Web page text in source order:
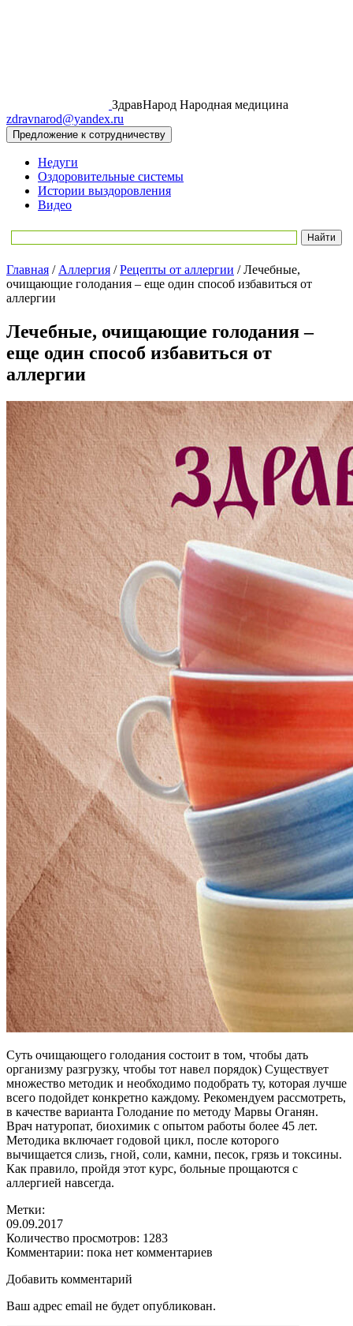
ЗдравНарод Народная медицина
zdravnarod@yandex.ru
Предложение к сотрудничеству
Недуги
Оздоровительные системы
Истории выздоровления
Видео
Главная / Аллергия /Рецепты от аллергии /Лечебные,
очищающие голодания – еще один способ избавиться от
аллергии
Лечебные, очищающие голодания –
еще один способ избавиться от
аллергии
Суть очищающего голодания состоит в том, чтобы дать
организму разгрузку, чтобы тот навел порядок) Существует
множество методик и необходимо подобрать ту, которая лучше
всего подойдет конкретно каждому. Рекомендуем рассмотреть,
в качестве варианта Голодание по методу Марвы Оганян.
Врач натуропат, биохимик с опытом работы более 45 лет.
Методика включает годовой цикл, после которого
вычищается слизь, гной, соли, камни, песок, грязь и токсины.
Как правило, пройдя этот курс, больные прощаются с
аллергией навсегда.
Метки:
09.09.2017
Количество просмотров: 1283
Комментарии: пока нет комментариев
Добавить комментарий
Ваш адрес email не будет опубликован.